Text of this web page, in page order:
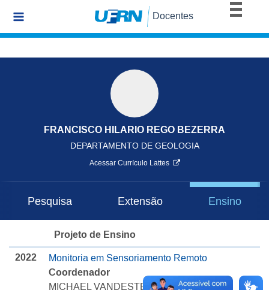
Acesso à informação
Docentes
FRANCISCO HILARIO REGO BEZERRA
DEPARTAMENTO DE GEOLOGIA
Acessar Currículo Lattes
Pesquisa Extensão Ensino
Projeto de Ensino
2022
Monitoria em Sensoriamento Remoto
Coordenador
MICHAEL VANDESTEEN SILVA SOUTO